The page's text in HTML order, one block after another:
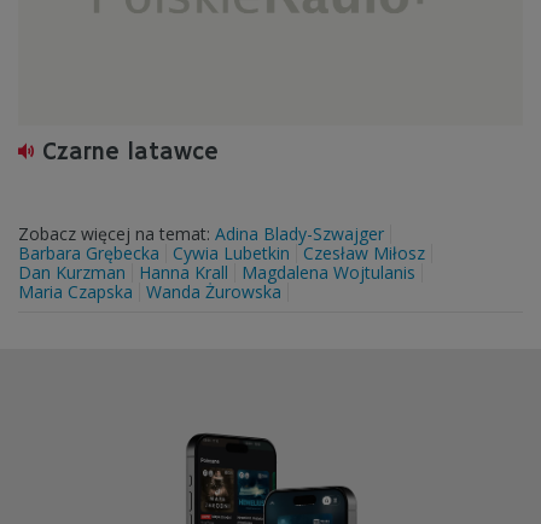
Czarne latawce
Zobacz więcej na temat: Adina Blady-Szwajger
Barbara Grębecka
Cywia Lubetkin
Czesław Miłosz
Dan Kurzman
Hanna Krall
Magdalena Wojtulanis
Maria Czapska
Wanda Żurowska